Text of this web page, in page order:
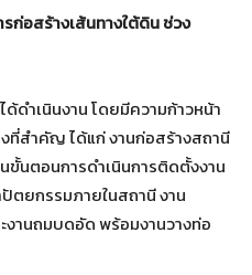
อสร้างเส้นทางใต้ดิน ช่วง
ดำเนินงาน โดยมีความก้าวหน้า
ที่สำคัญ ได้แก่ งานก่อสร้างสถานี
ขั้นตอนการดำเนินการติดตั้งงาน
ตยกรรมภายในสถานี งาน
งานถมบดอัด พร้อมงานวางท่อ